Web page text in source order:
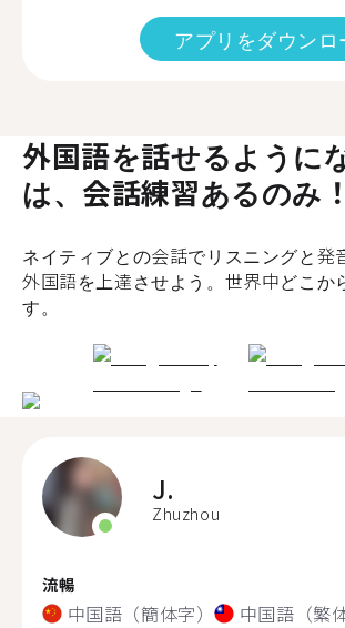
アプリをダウンロ
外国語を話せるように
は、会話練習あるのみ！
ネイティブとの会話でリスニングと発
外国語を上達させよう。世界中どこか
す。
J.
Zhuzhou
流暢
中国語（簡体字） 中国語（繁